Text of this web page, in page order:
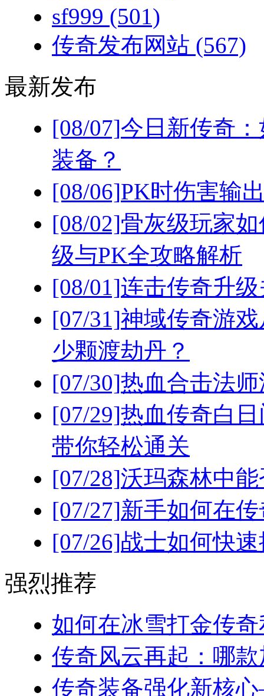
sf999 (501)
传奇发布网站 (567)
最新发布
[08/07]今日新传奇
装备？
[08/06]PK时伤害输
[08/02]骨灰级玩家
级与PK全攻略解析
[08/01]连击传奇升
[07/31]神域传奇游
少颗渡劫丹？
[07/30]热血合击法
[07/29]热血传奇白
带你轻松通关
[07/28]沃玛森林中
[07/27]新手如何在
[07/26]战士如何快
强烈推荐
如何在冰雪打金传
传奇风云再起：哪
传奇装备强化新核